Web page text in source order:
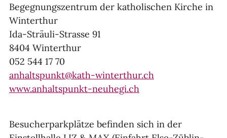
Begegnungszentrum der katholischen Kirche in
Winterthur
Ida-Sträuli-Strasse 91
8404 Winterthur
052 544 17 70
anhaltspunkt@kath-winterthur.ch
www.anhaltspunkt-neuhegi.ch
Besucherparkplätze befinden sich in der